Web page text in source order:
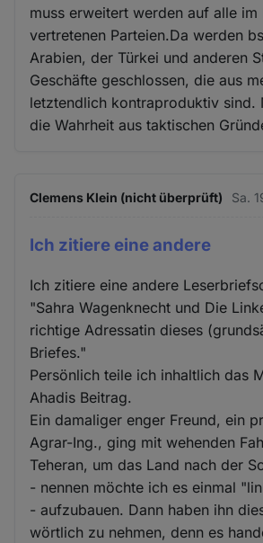
muss erweitert werden auf alle im
vertretenen Parteien.Da werden
Arabien, der Türkei und anderen
Geschäfte geschlossen, die aus
letztendlich kontraproduktiv sind.
die Wahrheit aus taktischen
Clemens Klein (nicht überprüft) Sa.
Ich zitiere eine andere
Ich zitiere eine andere
"Sahra Wagenknecht und Die
richtige Adressatin dieses
Briefes."
Persönlich teile ich inhaltlich das
Ahadis Beitrag.
Ein damaliger enger Freund, ein
Agrar-Ing., ging mit wehenden
Teheran, um das Land nach der
- nennen möchte ich es einmal
- aufzubauen. Dann haben ihn
wörtlich zu nehmen, denn es